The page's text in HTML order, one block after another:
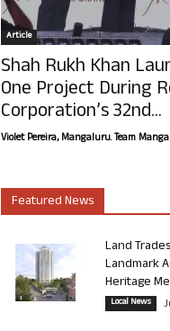
Article
Shah Rukh Khan
One Project During
Corporation’s 32nd...
Violet Pereira, Mangaluru. Team
Featured News
Land
Landmark
Heritage
Local News